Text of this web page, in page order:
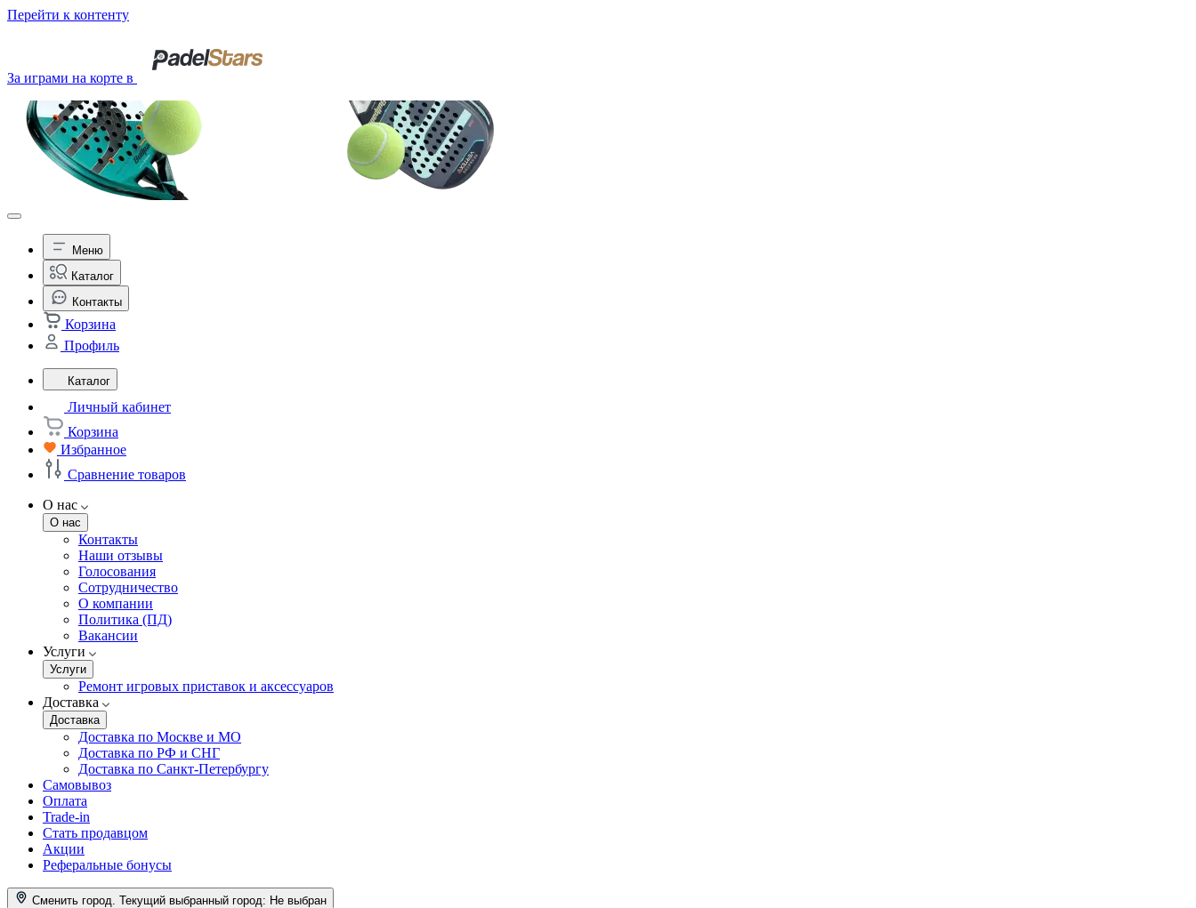
Перейти к контенту
За играми на корте в
Меню
Каталог
Контакты
Корзина
Профиль
Каталог
Личный кабинет
Корзина
Избранное
Сравнение товаров
О нас
О нас
Контакты
Наши отзывы
Голосования
Сотрудничество
О компании
Политика (ПД)
Вакансии
Услуги
Услуги
Ремонт игровых приставок и аксессуаров
Доставка
Доставка
Доставка по Москве и МО
Доставка по РФ и СНГ
Доставка по Санкт-Петербургу
Самовывоз
Оплата
Trade-in
Стать продавцом
Акции
Реферальные бонусы
Сменить город. Текущий выбранный город: Не выбран